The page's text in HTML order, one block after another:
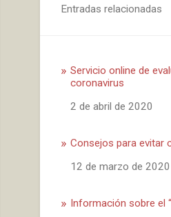
Entradas relacionadas
Servicio online de
coronavirus
Fecha
2 de abril de 2020
Consejos para evitar
Fecha
12 de marzo de 2020
Información sobre el